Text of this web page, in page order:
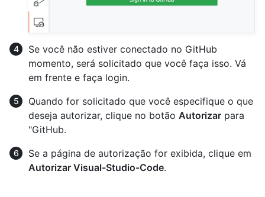
Se você não estiver conectado no GitHub
momento, será solicitado que você faça isso. Vá
em frente e faça login.
Quando for solicitado que você especifique o que
deseja autorizar, clique no botão Autorizar para
"GitHub.
Se a página de autorização for exibida, clique em
Autorizar Visual-Studio-Code.